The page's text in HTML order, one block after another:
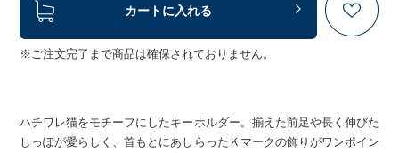
カートに入れる
※ご注文完了まで商品は確保されておりません。
ハチワレ猫をモチーフにしたキーホルダー。揃えた前足や長く伸びた
しっぽが愛らしく、首もとにあしらったＫマークの飾りがワンポイン